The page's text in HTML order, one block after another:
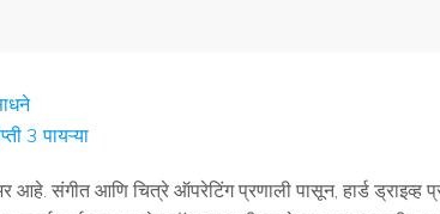
3 पायऱ्या
आहे. संगीत आणि चित्रे ऑपरेटिंग प्रणाली पासून, हार्ड ड्राइव्ह